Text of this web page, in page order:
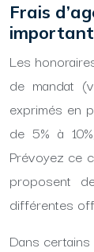
Frais
Les
de mandat
exprimés en
de 5% à
Prévoyez ce
proposent
différentes
Dans